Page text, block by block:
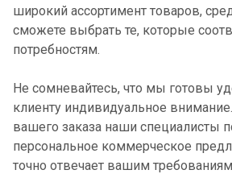
широкий ассортимент товаров,
сможете выбрать те, которые
потребностям.
Не сомневайтесь, что мы готовы
клиенту индивидуальное
вашего заказа наши специалисты
персональное коммерческое
точно отвечает вашим